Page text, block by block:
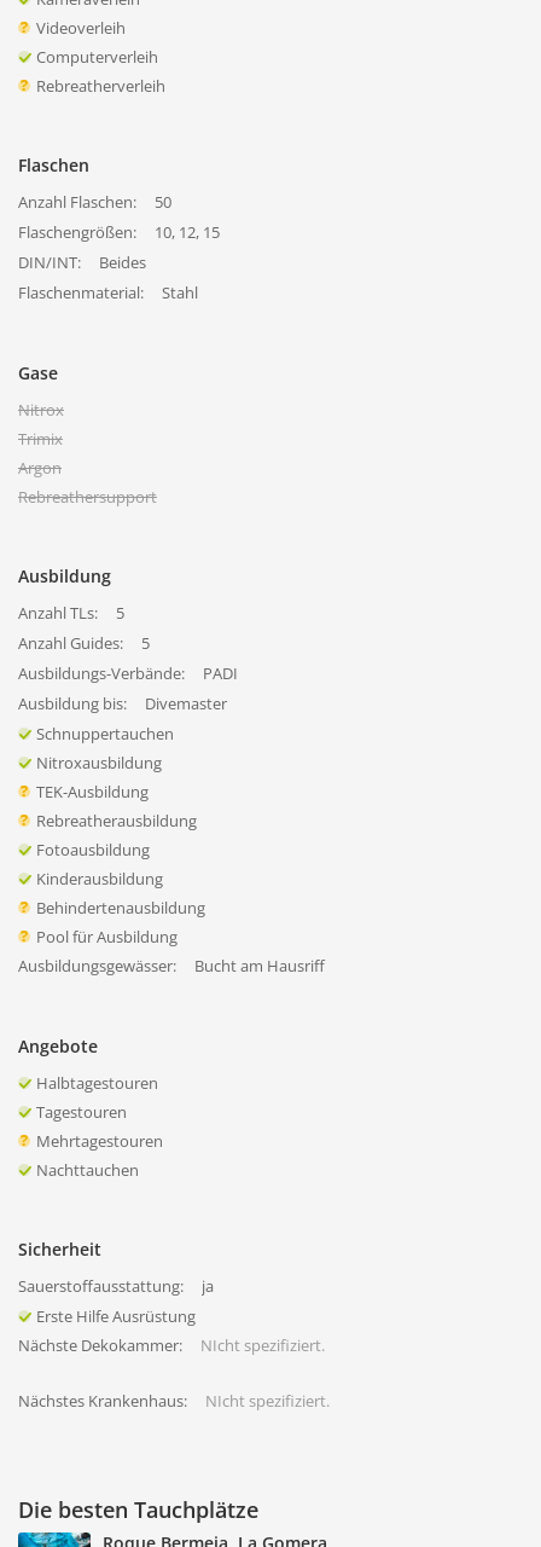
Videoverleih
Computerverleih
Rebreatherverleih
Flaschen
Anzahl Flaschen:
50
Flaschengrößen:
10, 12, 15
DIN/INT:
Beides
Flaschenmaterial:
Stahl
Gase
Nitrox
Trimix
Argon
Rebreathersupport
Ausbildung
Anzahl TLs:
5
Anzahl Guides:
5
Ausbildungs-Verbände:
PADI
Ausbildung bis:
Divemaster
Schnuppertauchen
Nitroxausbildung
TEK-Ausbildung
Rebreatherausbildung
Fotoausbildung
Kinderausbildung
Behindertenausbildung
Pool für Ausbildung
Ausbildungsgewässer:
Bucht am Hausriff
Angebote
Halbtagestouren
Tagestouren
Mehrtagestouren
Nachttauchen
Sicherheit
Sauerstoffausstattung:
ja
Erste Hilfe Ausrüstung
Nächste Dekokammer:
NIcht spezifiziert.
Nächstes Krankenhaus: NIcht spezifiziert.
Die besten Tauchplätze